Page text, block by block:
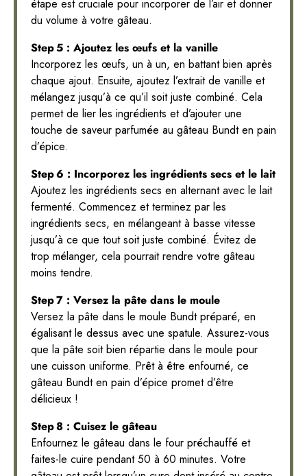
étape est cruciale pour incorporer de l’air et donner
du volume à votre gâteau.
Step 5 : Ajoutez les œufs et la vanille
Incorporez les œufs, un à un, en battant bien après
chaque ajout. Ensuite, ajoutez l’extrait de vanille et
mélangez jusqu’à ce qu’il soit juste combiné. Cela
permet de lier les ingrédients et d’ajouter une
touche de saveur parfumée au gâteau Bundt en pain
d’épice.
Step 6 : Incorporez les ingrédients secs et le lait
Ajoutez les ingrédients secs en alternant avec le lait
fermenté. Commencez et terminez par les
ingrédients secs, en mélangeant à basse vitesse
jusqu’à ce que tout soit juste combiné. Évitez de
trop mélanger, cela pourrait rendre votre gâteau
moins tendre.
Step 7 : Versez la pâte dans le moule
Versez la pâte dans le moule Bundt préparé, en
égalisant le dessus avec une spatule. Assurez-vous
que la pâte soit bien répartie dans le moule pour
une cuisson uniforme. Prêt à être enfourné, ce
gâteau Bundt en pain d’épice promet d’être
délicieux !
Step 8 : Cuisez le gâteau
Enfournez le gâteau dans le four préchauffé et
faites-le cuire pendant 50 à 60 minutes. Votre